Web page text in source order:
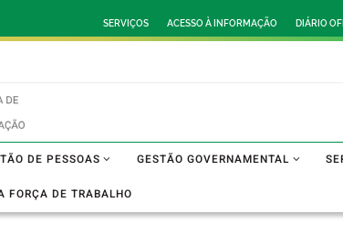
SERVIÇOS ACESSO À INFORMAÇÃO DIÁRIO
DE PESSOAS GESTÃO GOVERNAMENTAL
FORÇA DE TRABALHO